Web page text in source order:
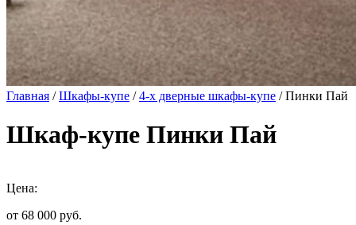
Главная /Шкафы-купе /4-х дверные шкафы-купе / Пинки Пай
Шкаф-купе Пинки Пай
Цена:
от 68 000 руб.